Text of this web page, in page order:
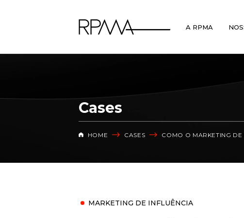
A RPMA
Cases
HOME CASES COMO O MARKETING
MARKETING DE INFLUÊNCIA